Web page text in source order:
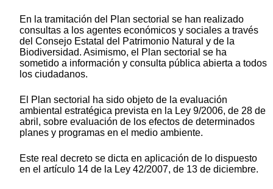
En la tramitación del Plan sectorial se han realizado
consultas a los agentes económicos y sociales a través
del Consejo Estatal del Patrimonio Natural y de la
Biodiversidad. Asimismo, el Plan sectorial se ha
sometido a información y consulta pública abierta a todos
los ciudadanos.
El Plan sectorial ha sido objeto de la evaluación
ambiental estratégica prevista en la Ley 9/2006, de 28 de
abril, sobre evaluación de los efectos de determinados
planes y programas en el medio ambiente.
Este real decreto se dicta en aplicación de lo dispuesto
en el artículo 14 de la Ley 42/2007, de 13 de diciembre.